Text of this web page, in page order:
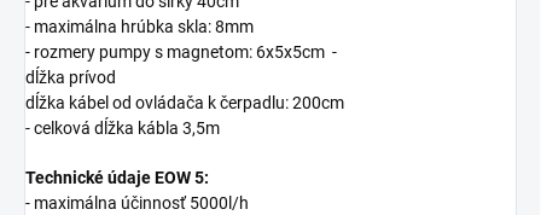
- maximálna hrúbka skla: 8mm
- rozmery pumpy s magnetom: 6x5x5cm -
dĺžka prívod
dĺžka kábel od ovládača k čerpadlu: 200cm
- celková dĺžka kábla 3,5m
Technické údaje EOW 5:
- maximálna účinnosť 5000l/h